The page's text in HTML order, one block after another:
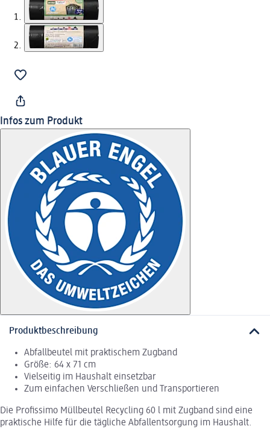
Infos zum Produkt
Produktbeschreibung
Abfallbeutel mit praktischem Zugband
Größe: 64 x 71 cm
Vielseitig im Haushalt einsetzbar
Zum einfachen Verschließen und Transportieren
Die Profissimo Müllbeutel Recycling 60 l mit Zugband sind eine
praktische Hilfe für die tägliche Abfallentsorgung im Haushalt.